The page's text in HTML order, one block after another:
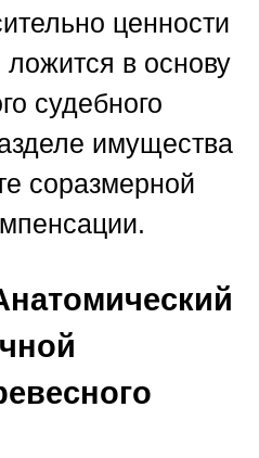
ценности
в основу
судебного
имущества
соразмерной